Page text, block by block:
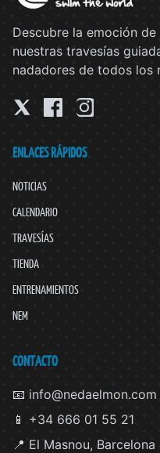
Descubre la emoción
nuestras travesías
nadadores de todos los
ENLACES RÁPIDOS
NOTICIAS
CALENDARIO
TRAVESÍAS
TIENDA
ENTRENAMIENTOS
NEM
CONTACTO
📧 info@nedaelmon.com
📱 +34 666 01 55 21
📍 El Masnou, Barcelona